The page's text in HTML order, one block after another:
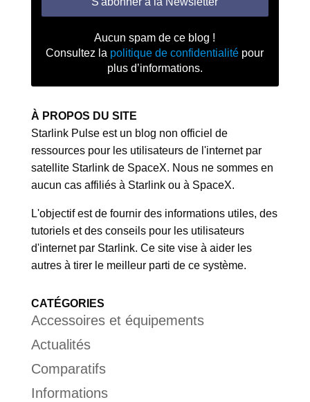
Aucun spam de ce blog !
Consultez la politique de confidentialité pour
plus d’informations.
À PROPOS DU SITE
Starlink Pulse est un blog non officiel de
ressources pour les utilisateurs de l'internet par
satellite Starlink de SpaceX. Nous ne sommes en
aucun cas affiliés à Starlink ou à SpaceX.
L'objectif est de fournir des informations utiles, des
tutoriels et des conseils pour les utilisateurs
d'internet par Starlink. Ce site vise à aider les
autres à tirer le meilleur parti de ce système.
CATÉGORIES
Accessoires et équipements
Actualités
Comparatifs
Informations